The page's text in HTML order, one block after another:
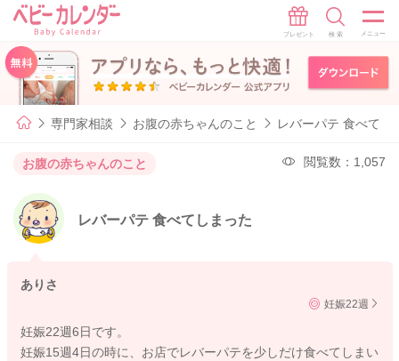
専門家相談 お腹の赤ちゃんのこと レバーパテ 食べてし
お腹の赤ちゃんのこと 閲覧数：1,057
レバーパテ 食べてしまった
ありさ
妊娠22週
妊娠22週6日です。
妊娠15週4日の時に、お店でレバーパテを少しだけ食べてしまい